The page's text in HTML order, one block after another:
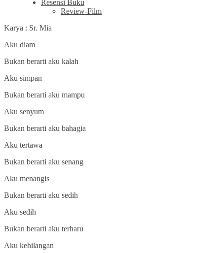
Resensi Buku
Review-Film
Karya : Sr. Mia
Aku diam
Bukan berarti aku kalah
Aku simpan
Bukan berarti aku mampu
Aku senyum
Bukan berarti aku bahagia
Aku tertawa
Bukan berarti aku senang
Aku menangis
Bukan berarti aku sedih
Aku sedih
Bukan berarti aku terharu
Aku kehilangan